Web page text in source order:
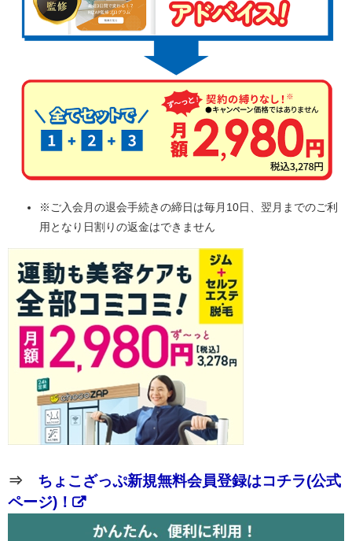
※ご入会月の退会手続きの締日は毎月10日、翌月までのご利
用となり日割りの返金はできません
⇒ ちょこざっぷ新規無料会員登録はコチラ(公式
ページ)！